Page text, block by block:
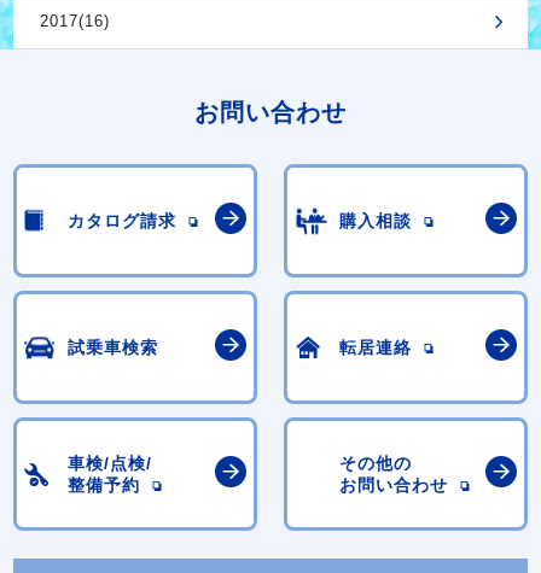
2017(16)
お問い合わせ
カタログ請求 購入相談
試乗車検索 転居連絡
車検/点検/
整備予約
その他の
お問い合わせ